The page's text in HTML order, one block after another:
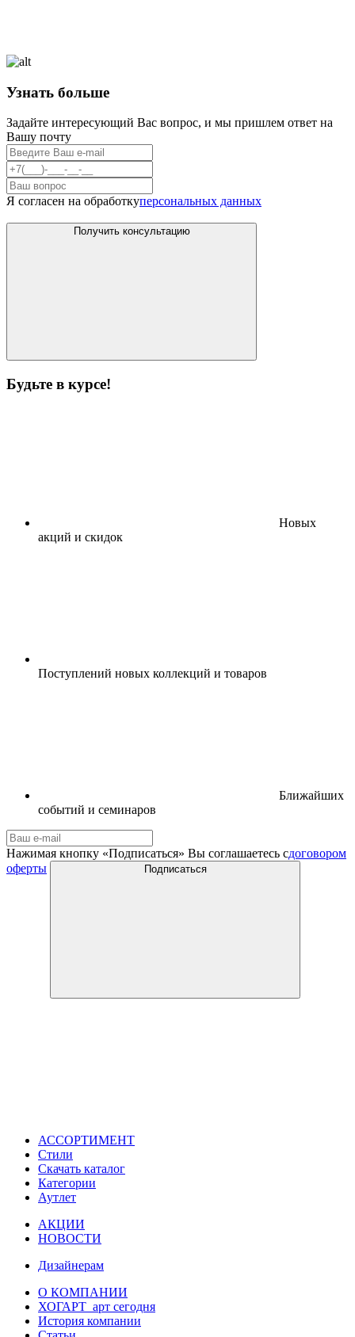
Узнать больше
Задайте интересующий Вас вопрос, и мы пришлем ответ на
Вашу почту
Я согласен на обработкуперсональных данных
Получить консультацию
Будьте в курсе!
Новых
акций и скидок
Поступлений новых коллекций и товаров
Ближайших
событий и семинаров
Нажимая кнопку «Подписаться» Вы соглашаетесь сдоговором
оферты
Подписаться
АССОРТИМЕНТ
Стили
Скачать каталог
Категории
Аутлет
АКЦИИ
НОВОСТИ
Дизайнерам
О КОМПАНИИ
ХОГАРТ_арт сегодня
История компании